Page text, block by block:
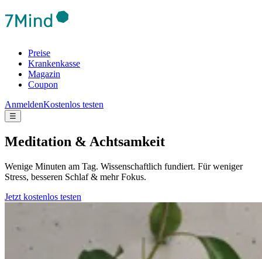
Preise
Krankenkasse
Magazin
Coupon
AnmeldenKostenlos testen
☰
Meditation & Achtsamkeit
Wenige Minuten am Tag. Wissenschaftlich fundiert. Für weniger
Stress, besseren Schlaf & mehr Fokus.
Jetzt kostenlos testen